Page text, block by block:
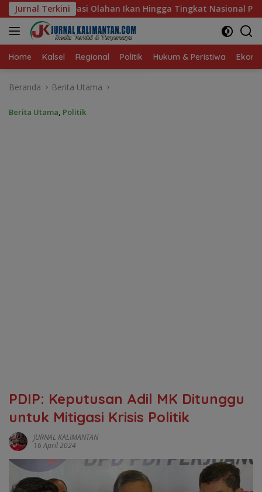
Langsung
ke
konten
Jurnal Terkini
Tingkat Nasional Pada Lomba Masak Serba Ikan
Home Kalsel Regional Politik Hukum & Peristiwa
Beranda Berita Utama
Berita Utama, Politik
PDIP: Keputusan Adil MK Ditunggu
untuk Mitigasi Krisis Politik
JURNAL KALIMANTAN
16 April 2024